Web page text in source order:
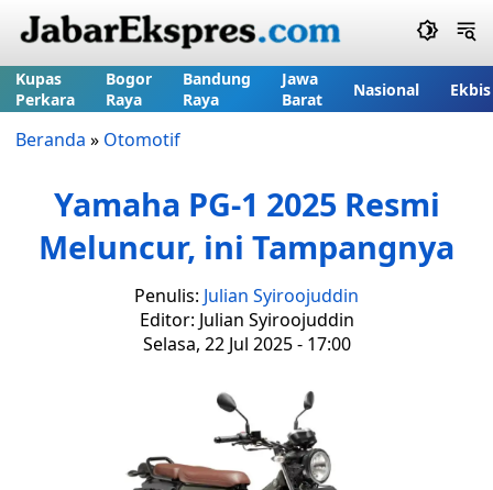
Kupas
Perkara
Bogor
Raya
Bandung
Raya
Jawa
Barat
Nasional Ekbis
Beranda » Otomotif
Yamaha PG-1 2025 Resmi
Meluncur, ini Tampangnya
Penulis: Julian Syiroojuddin
Editor: Julian Syiroojuddin
Selasa, 22 Jul 2025 - 17:00